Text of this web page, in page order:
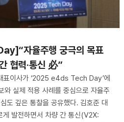
자율주행 궁극의 목표
협력·통신 必”
이사가 ‘2025 e4ds Tech Day’에
실제 적용 사례를 중심으로 자율주
도 깊은 통찰을 공유했다. 김호준 대
게 발전하면서 차량 간 통신(V2X: